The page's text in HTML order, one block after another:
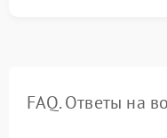
FAQ. Ответы на